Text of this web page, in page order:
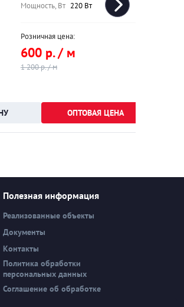
Мощность, Вт 220 Вт
Розничная цена:
600 р. / м
1 200 р. / м
ОПТОВАЯ ЦЕНА
Полезная информация
Реализованные объекты
Документы
Контакты
Политика обработки
персональных данных
Соглашение об обработке